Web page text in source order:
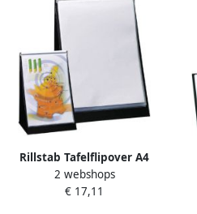
Rillstab Tafelflipover A4
staand 20 tassen
2 webshops
€ 17,11